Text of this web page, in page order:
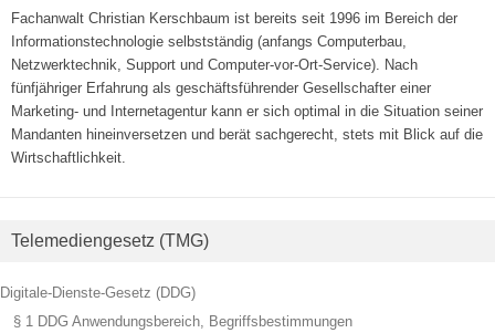
Fachanwalt Christian Kerschbaum ist bereits seit 1996 im Bereich der
Informationstechnologie selbstständig (anfangs Computerbau,
Netzwerktechnik, Support und Computer-vor-Ort-Service). Nach
fünfjähriger Erfahrung als geschäftsführender Gesellschafter einer
Marketing- und Internetagentur kann er sich optimal in die Situation seiner
Mandanten hineinversetzen und berät sachgerecht, stets mit Blick auf die
Wirtschaftlichkeit.
Telemediengesetz (TMG)
Digitale-Dienste-Gesetz (DDG)
§ 1 DDG Anwendungsbereich, Begriffsbestimmungen